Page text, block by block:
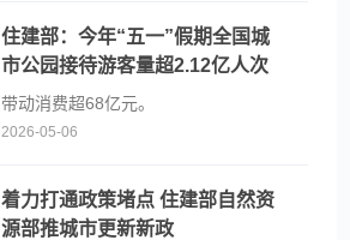
住建部：今年“五一”假期全国城
市公园接待游客量超2.12亿人次
带动消费超68亿元。
2026-05-06
着力打通政策堵点 住建部自然资
源部推城市更新新政